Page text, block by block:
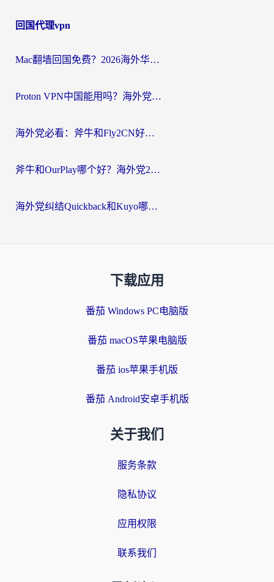
回国代理vpn
Mac翻墙回国免费？2026海外华人亲测：从CCTV5直播到国内APP，这样选加速器才靠谱
Proton VPN中国能用吗？海外党选回国加速器的避坑指南（附番茄加速器实测）
海外党必看：斧牛和Fly2CN好用吗？3招教你选对回国加速器（附免费试用攻略）
斧牛和OurPlay哪个好？海外党2026亲测：选对加速器，国内资源秒加载
海外党纠结Quickback和Kuyo哪个好？选对回国加速器才能无缝刷国内资源
下载应用
番茄 Windows PC电脑版
番茄 macOS苹果电脑版
番茄 ios苹果手机版
番茄 Android安卓手机版
关于我们
服务条款
隐私协议
应用权限
联系我们